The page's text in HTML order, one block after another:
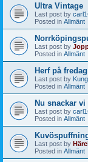
Ultra Vintage
Last post by
Posted in Allmänt
Last post by
Posted in Allmänt
Herf på
Last post by
Posted in Allmänt
Nu snackar vi
Last post by
Posted in Allmänt
Last post by
Posted in Allmänt